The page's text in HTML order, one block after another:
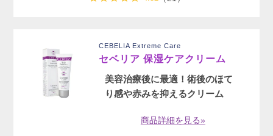
CEBELIA Extreme Care
セベリア 保湿ケアクリーム
美容治療後に最適！術後のほて
り感や赤みを抑えるクリーム
商品詳細を見る»